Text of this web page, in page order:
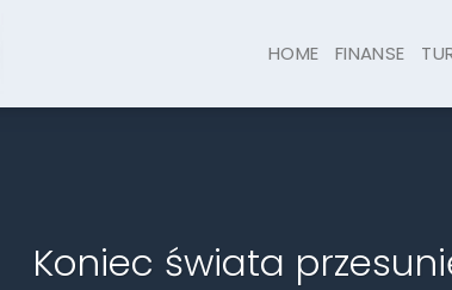
HOME FINANSE
Koniec świata